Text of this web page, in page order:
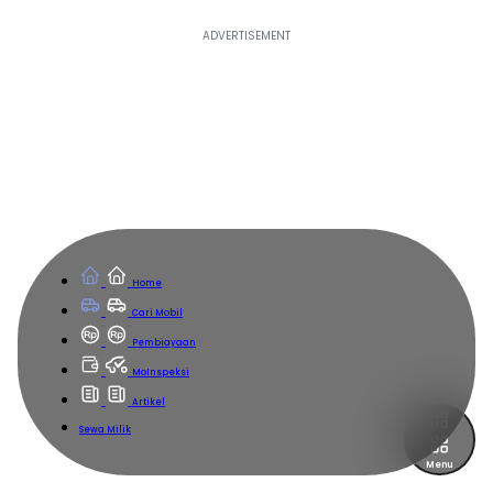
Home
Cari Mobil
Pembiayaan
MoInspeksi
Artikel
Sewa Milik